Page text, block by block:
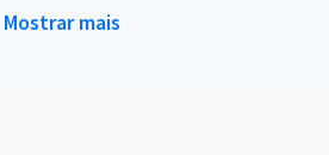
Mostrar mais